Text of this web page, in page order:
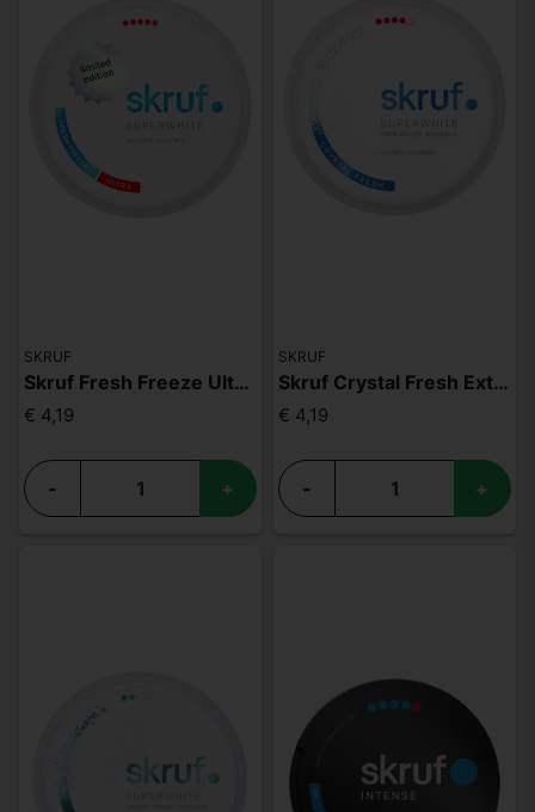
SKRUF
Skruf Fresh Freeze Ultra limited
€ 4,19
- +
SKRUF
Skruf Crystal Fresh Extra Strong
€ 4,19
- +